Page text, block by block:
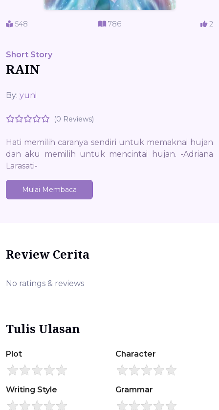
548 786 2
Short Story
RAIN
By: yuni
(0 Reviews)
Hati memilih caranya sendiri untuk memaknai hujan
dan aku memilih untuk mencintai hujan. -Adriana
Larasati-
Mulai Membaca
Review Cerita
No ratings & reviews
Tulis Ulasan
Plot Character
Writing Style Grammar